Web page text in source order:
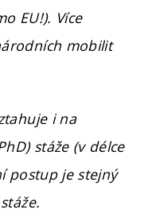
EU!). Více
mobilit
i na
stáže (v délce
postup je stejný